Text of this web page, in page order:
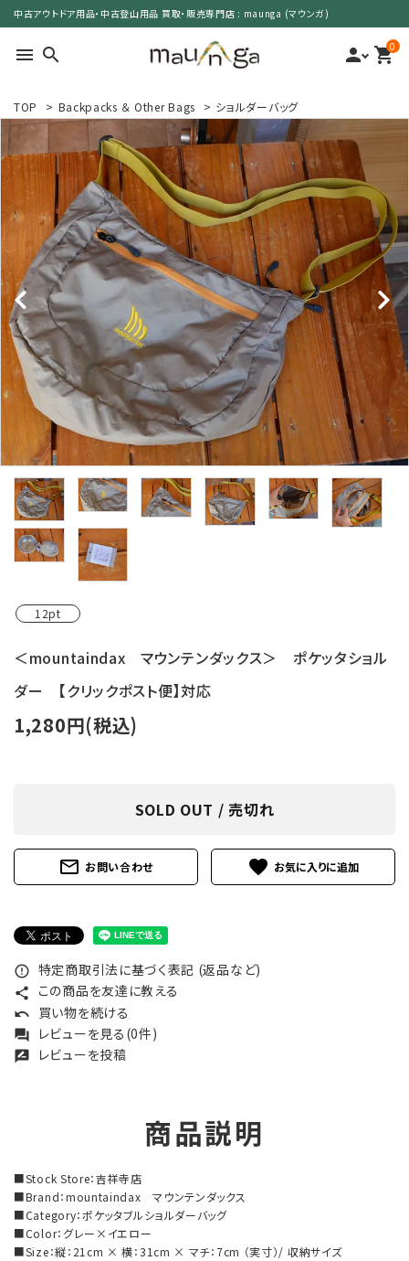
中古アウトドア用品・中古登山用品 買取・販売専門店 : maunga (マウンガ)
menu search person 0
shopping_cart
search
カテゴリーで選ぶ
サイズで選ぶ
特集で選ぶ
価格で選ぶ
買取案内
レンタル・修理
店舗情報
POLICY
INFORMATION
ACCOUNT MENU
ようこそ ゲスト 様
meeting_room person 新規会員登録
TOP > Backpacks ＆ Other Bags > ショルダーバッグ
12pt
＜mountaindax マウンテンダックス＞ ポケッタショル
ダー 【クリックポスト便】対応
1,280円(税込)
SOLD OUT / 売切れ
mail_outline お問い合わせ favorite
error_outline 特定商取引法に基づく表記 (返品など)
share この商品を友達に教える
undo 買い物を続ける
forum レビューを見る(0件)
rate_review レビューを投稿
商品説明
■Stock Store：吉祥寺店
■Brand：mountaindax マウンテンダックス
■Category：ポケッタブルショルダーバッグ
■Color：グレー×イエロー
■Size：縦：21cm × 横：31cm × マチ：7cm （実寸）/ 収納サイズ